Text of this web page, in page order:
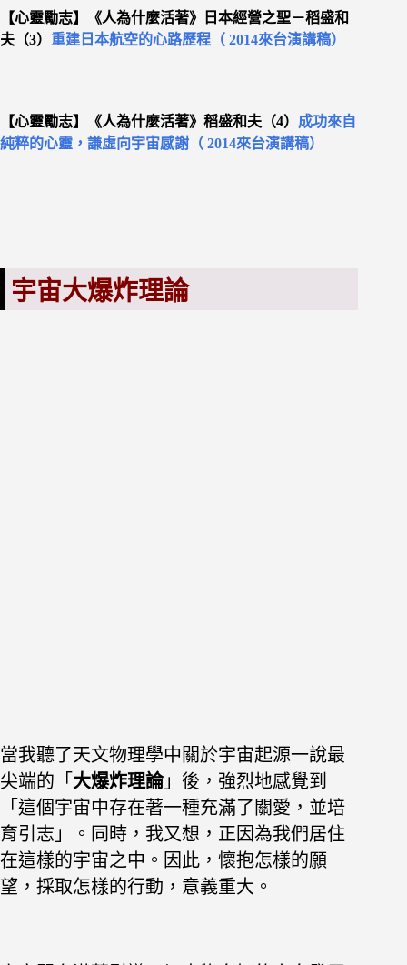
【心靈勵志】《人為什麼活著》日本經營之聖－稻盛和
夫 （3） 重建日本航空的心路歷程（ 2014來台演講稿）
【心靈勵志】《人為什麼活著》稻盛和夫（4） 成功來自
純粹的心靈，謙虛向宇宙感謝（ 2014來台演講稿）
宇宙大爆炸理論
當我聽了天文物理學中關於宇宙起源一說最
尖端的「 大爆炸理論」後， 強烈地感覺到
「這個宇宙中存在著一種充滿了關愛，並培
育引志」。同時，我又想，正因為我們居住
在這樣的宇宙之中。因此，懷抱怎樣的願
望，採取怎樣的行動，意義重大。